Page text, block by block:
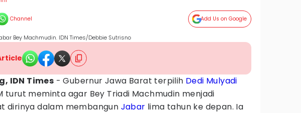
Channel Add Us on Google
Bey Machmudin. IDN Times/Debbie Sutrisno
IDN Times - Gubernur Jawa Barat terpilih Dedi Mulyadi
turut meminta agar Bey Triadi Machmudin menjadi
dirinya dalam membangun Jabar lima tahun ke depan. Ia